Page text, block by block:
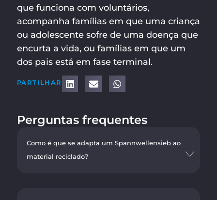
que funciona com voluntários,
acompanha famílias em que uma criança
ou adolescente sofre de uma doença que
encurta a vida, ou famílias em que um
dos pais está em fase terminal.
PARTILHAR
Perguntas frequentes
Como é que se adapta um Spannwellensieb ao
material reciclado?